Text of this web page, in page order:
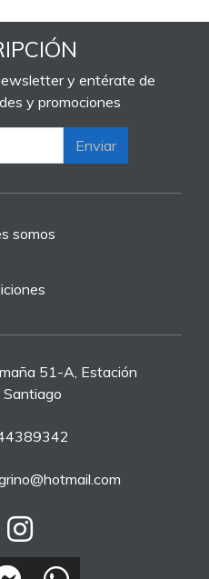
y entérate de
y promociones
Enviar
somos
51-A, Estación
Santiago